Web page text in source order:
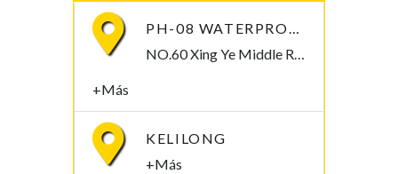
PH-08 WATERPROOF PEN-TYPE SOIL PH METER
NO.60 Xing Ye Middle Road Fuan Fujian China , 355019,
+Más
KELILONG
+Más